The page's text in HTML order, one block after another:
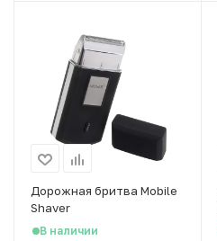
Дорожная бритва Mobile
Shaver
В наличии